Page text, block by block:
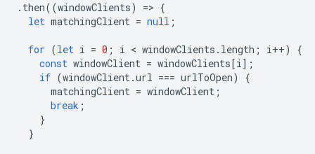
. then((windowClients) => {
let matchingClient = null ;
for (let i = 0 ; i < windowClients . length ; i++)
{
const windowClient = windowClients[i];
if (windowClient.url === urlToOpen)
{
matchingClient = windowClient ;
break ;
}
}